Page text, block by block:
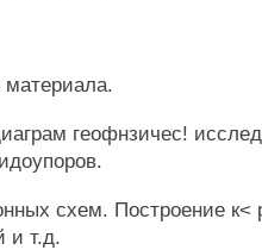
материала.
геофнзичес!
схем. Построение к<
и т.д.